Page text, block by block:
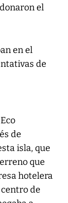
el
en el
de
de
isla, que
que
hotelera
de